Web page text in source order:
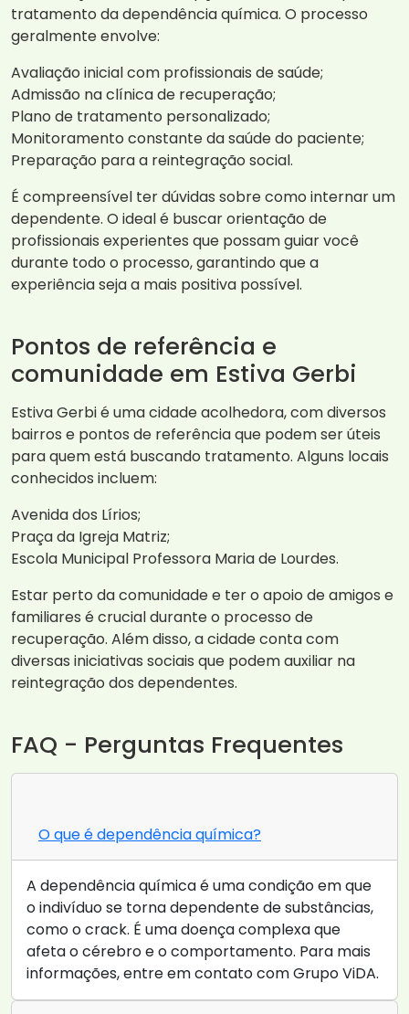
tratamento da dependência química. O processo
geralmente envolve:
Avaliação inicial com profissionais de saúde;
Admissão na clínica de recuperação;
Plano de tratamento personalizado;
Monitoramento constante da saúde do paciente;
Preparação para a reintegração social.
É compreensível ter dúvidas sobre como internar um
dependente. O ideal é buscar orientação de
profissionais experientes que possam guiar você
durante todo o processo, garantindo que a
experiência seja a mais positiva possível.
Pontos de referência e
comunidade em Estiva Gerbi
Estiva Gerbi é uma cidade acolhedora, com diversos
bairros e pontos de referência que podem ser úteis
para quem está buscando tratamento. Alguns locais
conhecidos incluem:
Avenida dos Lírios;
Praça da Igreja Matriz;
Escola Municipal Professora Maria de Lourdes.
Estar perto da comunidade e ter o apoio de amigos e
familiares é crucial durante o processo de
recuperação. Além disso, a cidade conta com
diversas iniciativas sociais que podem auxiliar na
reintegração dos dependentes.
FAQ - Perguntas Frequentes
O que é dependência química?
A dependência química é uma condição em que
o indivíduo se torna dependente de substâncias,
como o crack. É uma doença complexa que
afeta o cérebro e o comportamento. Para mais
informações, entre em contato com Grupo ViDA.